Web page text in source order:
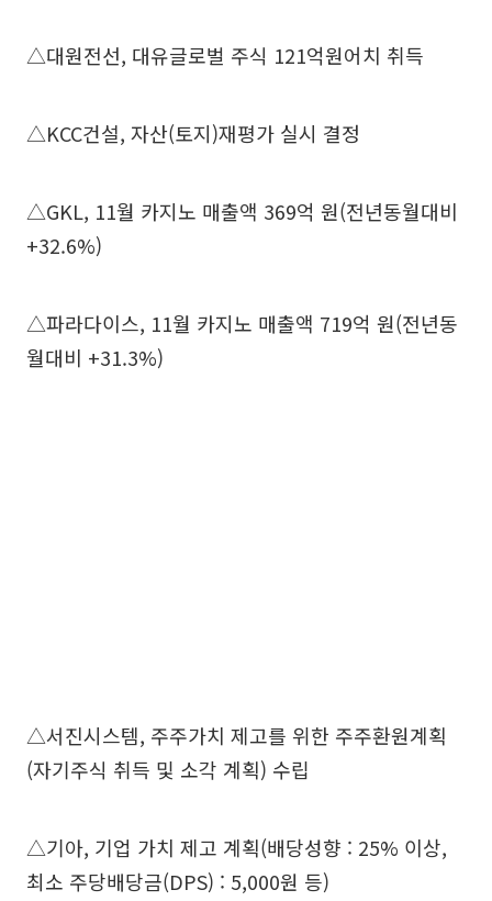
△대원전선, 대유글로벌 주식 121억원어치 취득
△KCC건설, 자산(토지)재평가 실시 결정
△GKL, 11월 카지노 매출액 369억 원(전년동월대비
+32.6%)
△파라다이스, 11월 카지노 매출액 719억 원(전년동
월대비 +31.3%)
△서진시스템, 주주가치 제고를 위한 주주환원계획
(자기주식 취득 및 소각 계획) 수립
△기아, 기업 가치 제고 계획(배당성향 : 25% 이상,
최소 주당배당금(DPS) : 5,000원 등)